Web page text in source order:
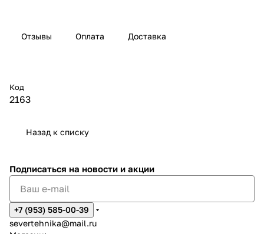
Отзывы Оплата Доставка
Код
2163
Назад к списку
Подписаться на новости и акции
+7 (953) 585-00-39
severtehnika@mail.ru